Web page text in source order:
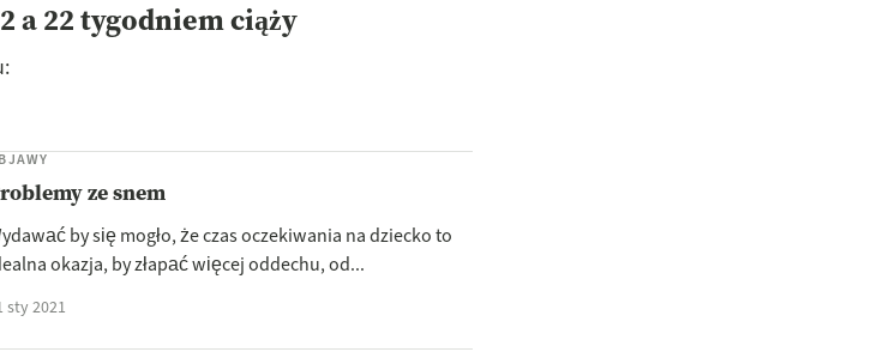
a 22 tygodniem ciąży
ze snem
by się mogło, że czas oczekiwania na dziecko to
okazja, by złapać więcej oddechu, od...
sty 2021